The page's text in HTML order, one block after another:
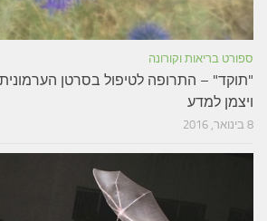
ספורט בריאות וקורונה
"תוקד" – התרופה לטיפול בסרטן
ויצמן למדע
8 בינואר, 2016